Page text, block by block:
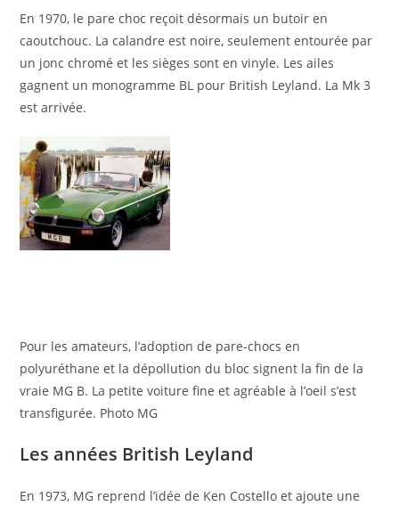
En 1970, le pare choc reçoit désormais un butoir en
caoutchouc. La calandre est noire, seulement entourée par
un jonc chromé et les sièges sont en vinyle. Les ailes
gagnent un monogramme BL pour British Leyland. La Mk 3
est arrivée.
Pour les amateurs, l’adoption de pare-chocs en
polyuréthane et la dépollution du bloc signent la fin de la
vraie MG B. La petite voiture fine et agréable à l’oeil s’est
transfigurée. Photo MG
Les années British Leyland
En 1973, MG reprend l’idée de Ken Costello et ajoute une